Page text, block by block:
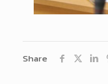
Share